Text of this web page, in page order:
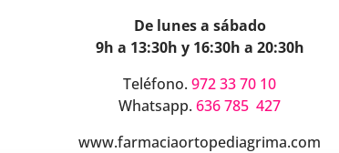
De lunes a sábado
9h a 13:30h y 16:30h a 20:30h
Teléfono. 972 33 70 10
Whatsapp. 636 785 427
www.farmaciaortopediagrima.com